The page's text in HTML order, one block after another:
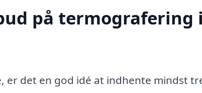
på termografering i
det en god idé at indhente mindst